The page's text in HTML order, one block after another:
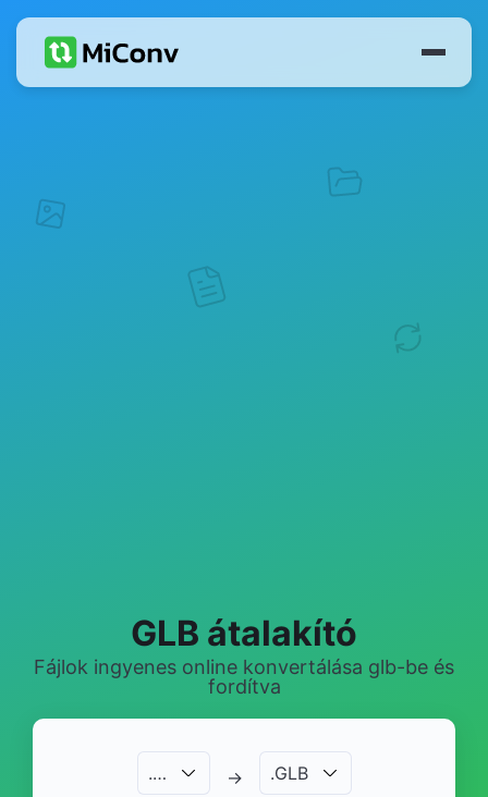
GLB átalakító
Fájlok ingyenes online konvertálása glb-be és
fordítva
.… → .GLB